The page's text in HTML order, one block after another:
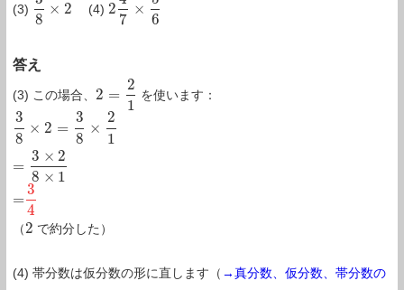
(3)
8
× 2
38 ×2 (4) 2
7
×
6
247 ×5 6
答え
(3) この場合、 2 =
2
1
2 =21 を使います：
3
8
× 2 =
3
8
×
2
1
=
3 × 2
8 × 1
38 ×2 =3 8× 21 =3 28
=
=
3
4
34
（2
2 で約分した）
(4) 帯分数は仮分数の形に直します（ →真分数、仮分数、帯分数の